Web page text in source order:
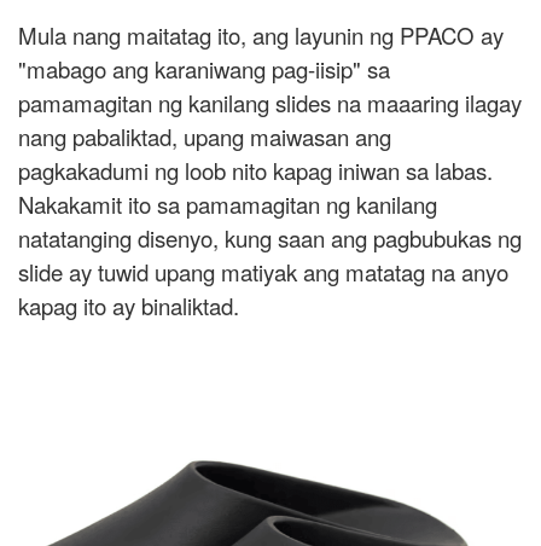
Mula nang maitatag ito, ang layunin ng PPACO ay
"mabago ang karaniwang pag-iisip" sa
pamamagitan ng kanilang slides na maaaring ilagay
nang pabaliktad, upang maiwasan ang
pagkakadumi ng loob nito kapag iniwan sa labas.
Nakakamit ito sa pamamagitan ng kanilang
natatanging disenyo, kung saan ang pagbubukas ng
slide ay tuwid upang matiyak ang matatag na anyo
kapag ito ay binaliktad.